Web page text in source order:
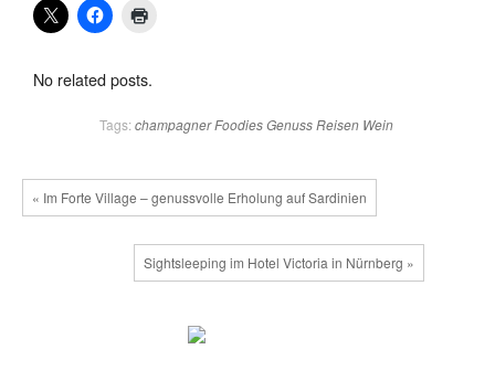
No related posts.
Tags: champagnerFoodiesGenussReisen Wein
« Im Forte Village – genussvolle Erholung auf Sardinien
Sightsleeping im Hotel Victoria in Nürnberg »